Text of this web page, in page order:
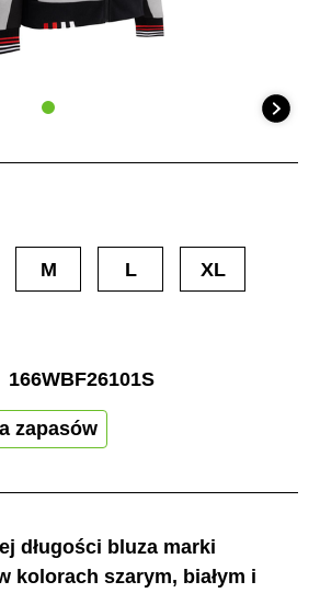
długości bluza marki
kolorach szarym, białym i
zapasów
M L XL
166WBF26101S